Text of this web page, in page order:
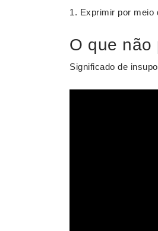
1. Exprimir por meio
O que não
Significado de